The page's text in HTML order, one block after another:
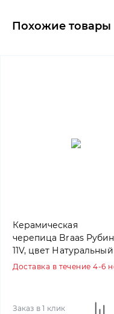
Похожие товары
Керамическая
черепица Braas Рубин
11V, цвет Натуральный
красный
Доставка в течение 4-6
Заказ в 1 клик